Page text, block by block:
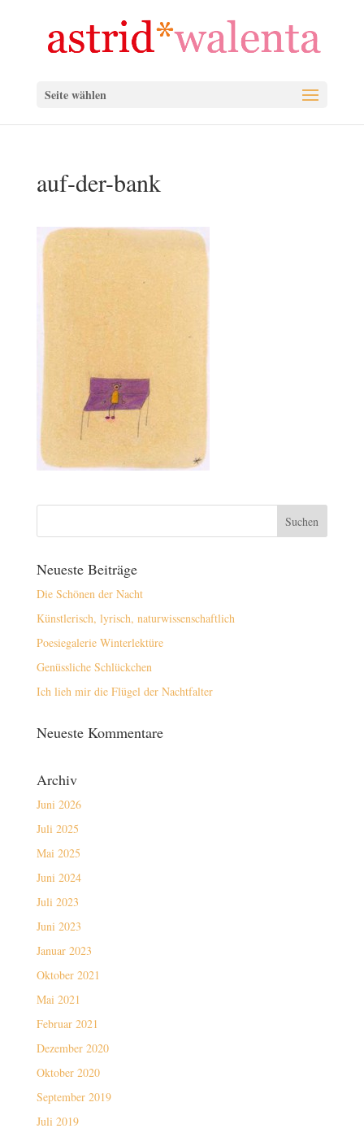
Seite wählen
auf-der-bank
Neueste Beiträge
Die Schönen der Nacht
Künstlerisch, lyrisch, naturwissenschaftlich
Poesiegalerie Winterlektüre
Genüssliche Schlückchen
Ich lieh mir die Flügel der Nachtfalter
Neueste Kommentare
Archiv
Juni 2026
Juli 2025
Mai 2025
Juni 2024
Juli 2023
Juni 2023
Januar 2023
Oktober 2021
Mai 2021
Februar 2021
Dezember 2020
Oktober 2020
September 2019
Juli 2019